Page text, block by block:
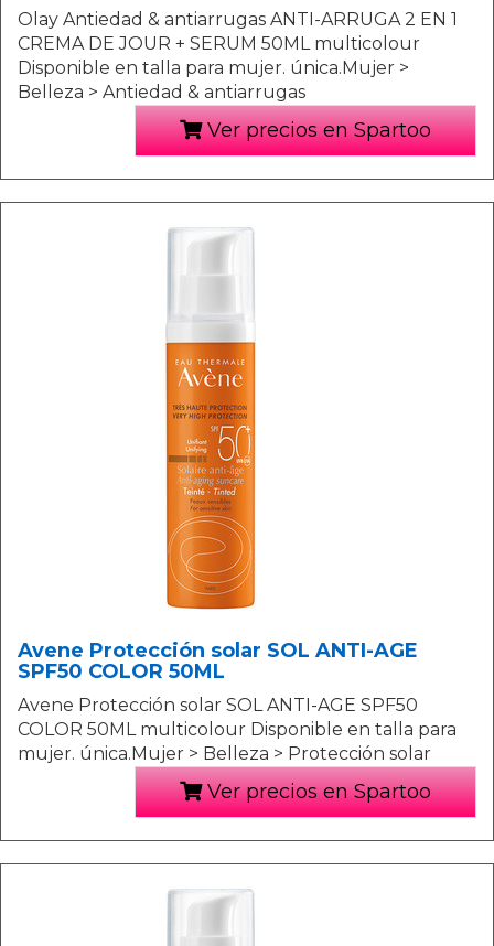
Olay Antiedad & antiarrugas ANTI-ARRUGA 2 EN 1
CREMA DE JOUR + SERUM 50ML multicolour
Disponible en talla para mujer. única.Mujer >
Belleza > Antiedad & antiarrugas
Ver precios en Spartoo
Avene Protección solar SOL ANTI-AGE
SPF50 COLOR 50ML
Avene Protección solar SOL ANTI-AGE SPF50
COLOR 50ML multicolour Disponible en talla para
mujer. única.Mujer > Belleza > Protección solar
Ver precios en Spartoo